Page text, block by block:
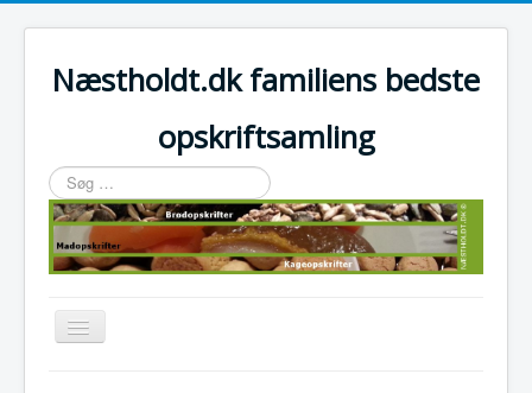
Næstholdt.dk familiens bedste
opskriftsamling
Søg
…
Skift
navigation